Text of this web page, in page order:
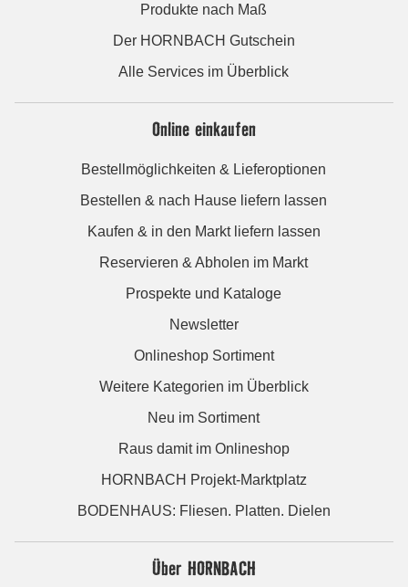
Produkte nach Maß
Der HORNBACH Gutschein
Alle Services im Überblick
Online einkaufen
Bestellmöglichkeiten & Lieferoptionen
Bestellen & nach Hause liefern lassen
Kaufen & in den Markt liefern lassen
Reservieren & Abholen im Markt
Prospekte und Kataloge
Newsletter
Onlineshop Sortiment
Weitere Kategorien im Überblick
Neu im Sortiment
Raus damit im Onlineshop
HORNBACH Projekt-Marktplatz
BODENHAUS: Fliesen. Platten. Dielen
Über HORNBACH